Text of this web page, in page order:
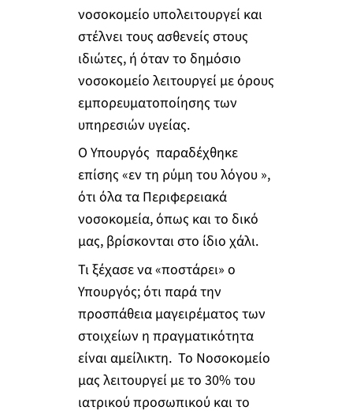
νοσοκομείο υπολειτουργεί και
στέλνει τους ασθενείς στους
ιδιώτες, ή όταν το δημόσιο
νοσοκομείο λειτουργεί με όρους
εμπορευματοποίησης των
υπηρεσιών υγείας.
Ο Υπουργός παραδέχθηκε
επίσης «εν τη ρύμη του λόγου »,
ότι όλα τα Περιφερειακά
νοσοκομεία, όπως και το δικό
μας, βρίσκονται στο ίδιο χάλι.
Τι ξέχασε να «ποστάρει» ο
Υπουργός; ότι παρά την
προσπάθεια μαγειρέματος των
στοιχείων η πραγματικότητα
είναι αμείλικτη. Το Νοσοκομείο
μας λειτουργεί με το 30% του
ιατρικού προσωπικού και το